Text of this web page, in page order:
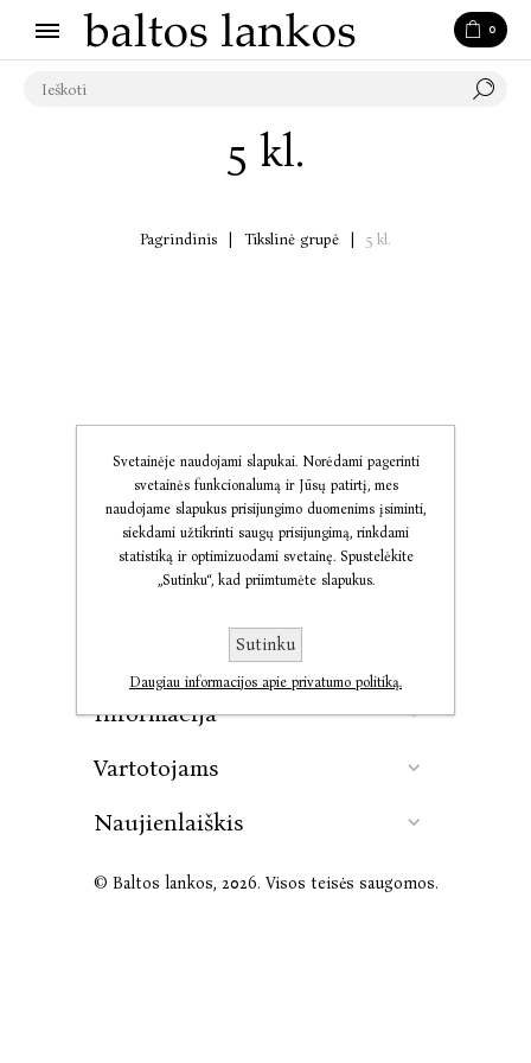
0
5 kl.
Pagrindinis Tikslinė grupė 5 kl.
Informacija
Vartotojams
Naujienlaiškis
© Baltos lankos, 2026. Visos teisės saugomos.
Svetainėje naudojami slapukai. Norėdami pagerinti
svetainės funkcionalumą ir Jūsų patirtį, mes
naudojame slapukus prisijungimo duomenims įsiminti,
siekdami užtikrinti saugų prisijungimą, rinkdami
statistiką ir optimizuodami svetainę. Spustelėkite
„Sutinku“, kad priimtumėte slapukus.
Sutinku
Daugiau informacijos apie privatumo politiką.